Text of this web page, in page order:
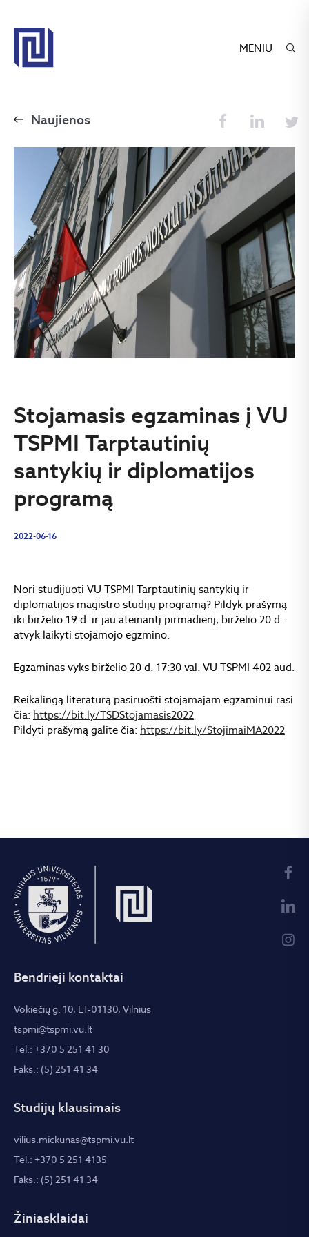
MENIU
Naujienos
Stojamasis egzaminas į VU
TSPMI Tarptautinių
santykių ir diplomatijos
programą
2022-06-16
Nori studijuoti VU TSPMI Tarptautinių santykių ir
diplomatijos magistro studijų programą? Pildyk prašymą
iki birželio 19 d. ir jau ateinantį pirmadienį, birželio 20 d.
atvyk laikyti stojamojo egzmino.
Egzaminas vyks birželio 20 d. 17:30 val. VU TSPMI 402 aud.
Reikalingą literatūrą pasiruošti stojamajam egzaminui rasi
čia: https://bit.ly/TSDStojamasis2022
Pildyti prašymą galite čia: https://bit.ly/StojimaiMA2022
Bendrieji kontaktai
Vokiečių g. 10, LT-01130, Vilnius
tspmi@tspmi.vu.lt
Tel.: +370 5 251 41 30
Faks.: (5) 251 41 34
Studijų klausimais
vilius.mickunas@tspmi.vu.lt
Tel.: +370 5 251 4135
Faks.: (5) 251 41 34
Žiniasklaidai